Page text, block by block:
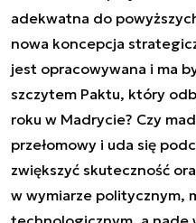
adekwatna do
nowa koncepcja
jest opracowywana i ma
szczytem Paktu, który
roku w Madrycie? Czy
przełomowy i uda się
zwiększyć skuteczność
w wymiarze politycznym,